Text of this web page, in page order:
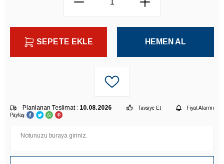
SEPETE EKLE HEMEN AL
Planlanan Teslimat : 10.08.2026 Tavsiye Et
Fiyat Alarmı
Paylaş